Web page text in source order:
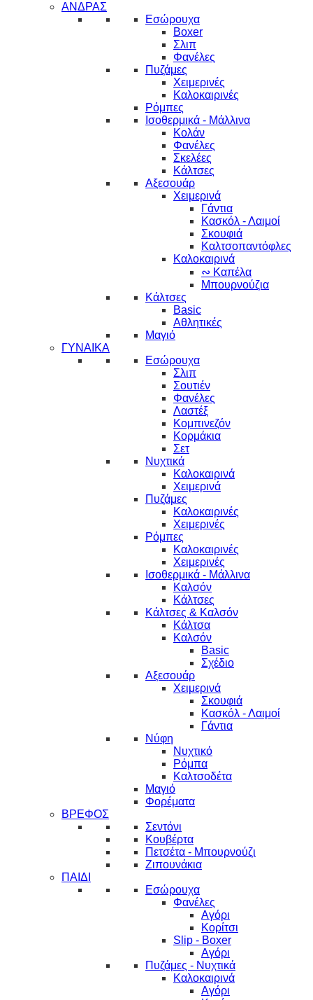
ΑΝΔΡΑΣ
Εσώρουχα
Boxer
Σλιπ
Φανέλες
Πυζάμες
Χειμερινές
Καλοκαιρινές
Ρόμπες
Ισοθερμικά - Μάλλινα
Κολάν
Φανέλες
Σκελέες
Κάλτσες
Αξεσουάρ
Χειμερινά
Γάντια
Κασκόλ - Λαιμοί
Σκουφιά
Καλτσοπαντόφλες
Καλοκαιρινά
∾ Καπέλα
Μπουρνούζια
Κάλτσες
Basic
Αθλητικές
Μαγιό
ΓΥΝΑΙΚΑ
Εσώρουχα
Σλιπ
Σουτιέν
Φανέλες
Λαστέξ
Κομπινεζόν
Κορμάκια
Σετ
Νυχτικά
Καλοκαιρινά
Χειμερινά
Πυζάμες
Καλοκαιρινές
Χειμερινές
Ρόμπες
Καλοκαιρινές
Χειμερινές
Ισοθερμικά - Μάλλινα
Καλσόν
Κάλτσες
Κάλτσες & Καλσόν
Κάλτσα
Καλσόν
Basic
Σχέδιο
Αξεσουάρ
Χειμερινά
Σκουφιά
Κασκόλ - Λαιμοί
Γάντια
Νύφη
Νυχτικό
Ρόμπα
Καλτσοδέτα
Μαγιό
Φορέματα
ΒΡΕΦΟΣ
Σεντόνι
Κουβέρτα
Πετσέτα - Μπουρνούζι
Ζιπουνάκια
ΠΑΙΔΙ
Εσώρουχα
Φανέλες
Αγόρι
Κορίτσι
Slip - Boxer
Αγόρι
Πυζάμες - Νυχτικά
Καλοκαιρινά
Αγόρι